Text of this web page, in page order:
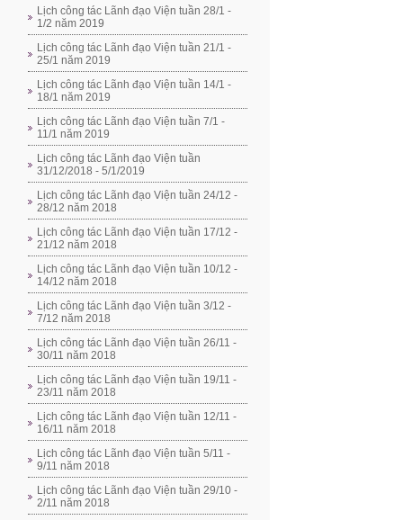
Lịch công tác Lãnh đạo Viện tuần 28/1 -
1/2 năm 2019
Lịch công tác Lãnh đạo Viện tuần 21/1 -
25/1 năm 2019
Lịch công tác Lãnh đạo Viện tuần 14/1 -
18/1 năm 2019
Lịch công tác Lãnh đạo Viện tuần 7/1 -
11/1 năm 2019
Lịch công tác Lãnh đạo Viện tuần
31/12/2018 - 5/1/2019
Lịch công tác Lãnh đạo Viện tuần 24/12 -
28/12 năm 2018
Lịch công tác Lãnh đạo Viện tuần 17/12 -
21/12 năm 2018
Lịch công tác Lãnh đạo Viện tuần 10/12 -
14/12 năm 2018
Lịch công tác Lãnh đạo Viện tuần 3/12 -
7/12 năm 2018
Lịch công tác Lãnh đạo Viện tuần 26/11 -
30/11 năm 2018
Lịch công tác Lãnh đạo Viện tuần 19/11 -
23/11 năm 2018
Lịch công tác Lãnh đạo Viện tuần 12/11 -
16/11 năm 2018
Lịch công tác Lãnh đạo Viện tuần 5/11 -
9/11 năm 2018
Lịch công tác Lãnh đạo Viện tuần 29/10 -
2/11 năm 2018